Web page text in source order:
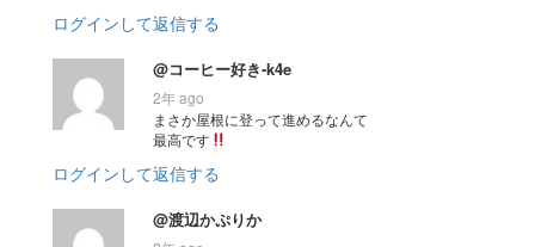
ログインして返信する
@コーヒー好き-k4e
2年 ago
まさか屋根に登って進めるなんて
最高です
ログインして返信する
@渡辺かぷりか